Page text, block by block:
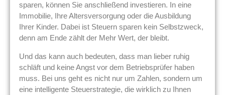
sparen, können Sie anschließend investieren. In eine
Immobilie, Ihre Altersversorgung oder die Ausbildung
Ihrer Kinder. Dabei ist Steuern sparen kein Selbstzweck,
denn am Ende zählt der Mehr Wert, der bleibt.
Und das kann auch bedeuten, dass man lieber ruhig
schläft und keine Angst vor dem Betriebsprüfer haben
muss. Bei uns geht es nicht nur um Zahlen, sondern um
eine intelligente Steuerstrategie, die wirklich zu Ihnen